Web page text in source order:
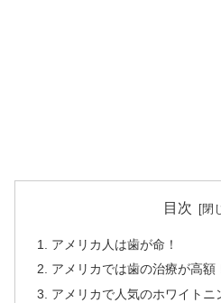
目次
アメリカ人は歯が命！
アメリカでは歯の治療が高額
アメリカで人気のホワイトニ